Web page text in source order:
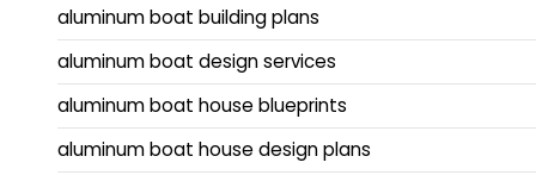
aluminum boat building plans
aluminum boat design services
aluminum boat house blueprints
aluminum boat house design plans